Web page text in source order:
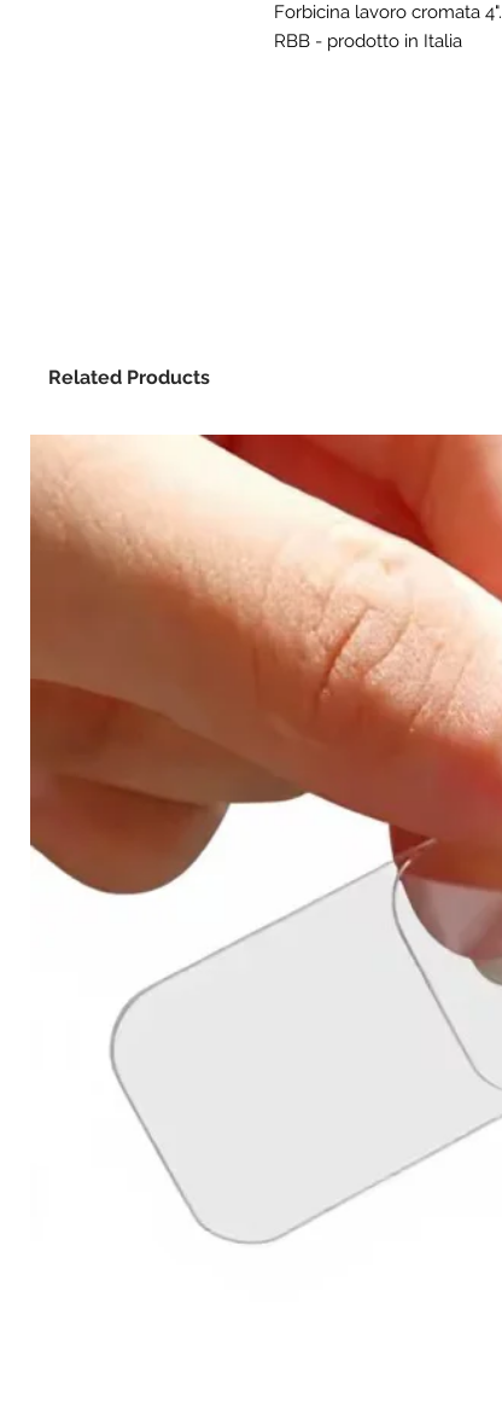
Forbicina lavoro cromata 4".
RBB - prodotto in Italia
Related Products